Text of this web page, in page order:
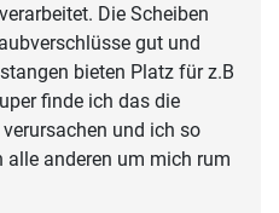
Die Scheiben
gut und
bieten Platz für z.B
finde ich das die
und ich so
alle anderen um mich rum